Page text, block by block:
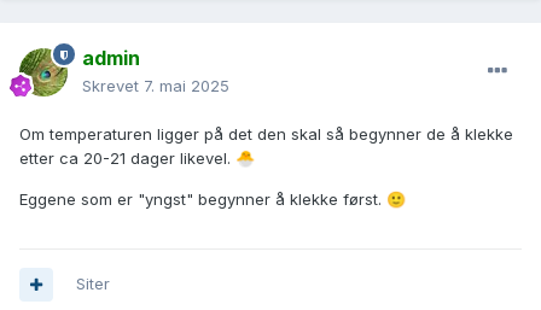
admin
Skrevet 7. mai 2025
Om temperaturen ligger på det den skal så begynner de å klekke
etter ca 20-21 dager likevel. 🐣
Eggene som er "yngst" begynner å klekke først. 🙂
Siter